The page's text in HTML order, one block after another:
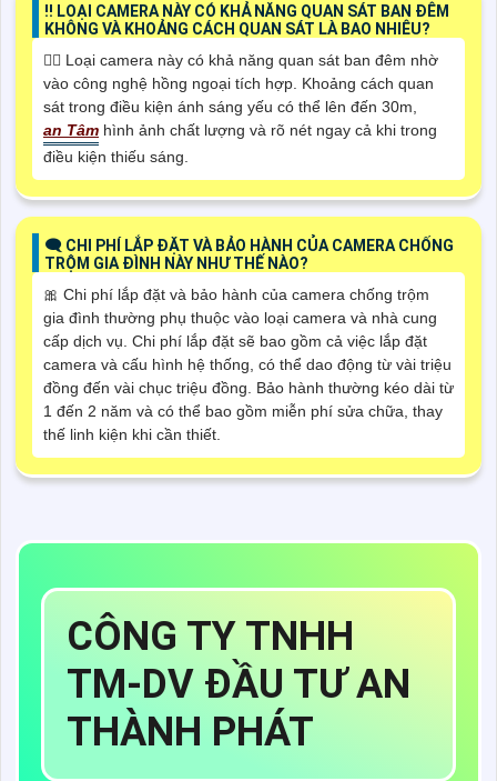
‼️ LOẠI CAMERA NÀY CÓ KHẢ NĂNG QUAN SÁT BAN ĐÊM
KHÔNG VÀ KHOẢNG CÁCH QUAN SÁT LÀ BAO NHIÊU?
🙆‍♀️ Loại camera này có khả năng quan sát ban đêm nhờ
vào công nghệ hồng ngoại tích hợp. Khoảng cách quan
sát trong điều kiện ánh sáng yếu có thể lên đến 30m,
an Tâm hình ảnh chất lượng và rõ nét ngay cả khi trong
điều kiện thiếu sáng.
🗨️ CHI PHÍ LẮP ĐẶT VÀ BẢO HÀNH CỦA CAMERA CHỐNG
TRỘM GIA ĐÌNH NÀY NHƯ THẾ NÀO?
🎀 Chi phí lắp đặt và bảo hành của camera chống trộm
gia đình thường phụ thuộc vào loại camera và nhà cung
cấp dịch vụ. Chi phí lắp đặt sẽ bao gồm cả việc lắp đặt
camera và cấu hình hệ thống, có thể dao động từ vài triệu
đồng đến vài chục triệu đồng. Bảo hành thường kéo dài từ
1 đến 2 năm và có thể bao gồm miễn phí sửa chữa, thay
thế linh kiện khi cần thiết.
CÔNG TY TNHH
TM-DV ĐẦU TƯ AN
THÀNH PHÁT